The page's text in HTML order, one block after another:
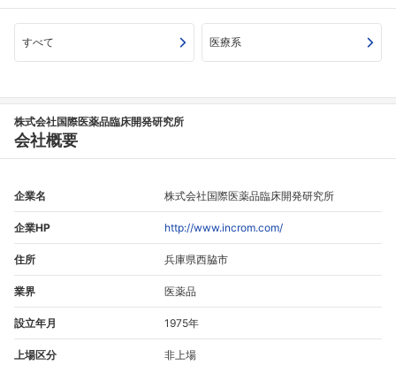
すべて 医療系
株式会社国際医薬品臨床開発研究所
会社概要
企業名 株式会社国際医薬品臨床開発研究所
企業HP http://www.incrom.com/
住所 兵庫県西脇市
業界 医薬品
設立年月 1975年
上場区分 非上場